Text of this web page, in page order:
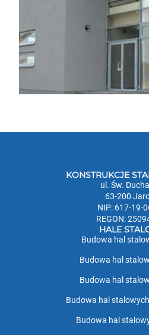
KONSTRUKCJE
ul. Św.
63-200
NIP: 617-19-
REGON:
HALE
Budowa hal
Budowa hal
Budowa hal
Budowa hal
Budowa hal